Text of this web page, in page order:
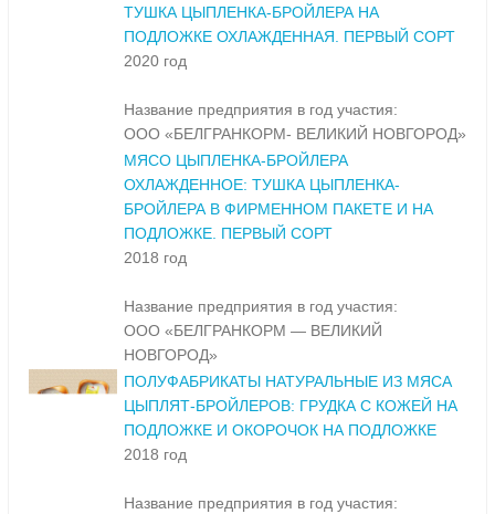
ТУШКА ЦЫПЛЕНКА-БРОЙЛЕРА НА
ПОДЛОЖКЕ ОХЛАЖДЕННАЯ. ПЕРВЫЙ СОРТ
2020 год
Название предприятия в год участия:
ООО «БЕЛГРАНКОРМ- ВЕЛИКИЙ НОВГОРОД»
МЯСО ЦЫПЛЕНКА-БРОЙЛЕРА
ОХЛАЖДЕННОЕ: ТУШКА ЦЫПЛЕНКА-
БРОЙЛЕРА В ФИРМЕННОМ ПАКЕТЕ И НА
ПОДЛОЖКЕ. ПЕРВЫЙ СОРТ
2018 год
Название предприятия в год участия:
ООО «БЕЛГРАНКОРМ — ВЕЛИКИЙ
НОВГОРОД»
ПОЛУФАБРИКАТЫ НАТУРАЛЬНЫЕ ИЗ МЯСА
ЦЫПЛЯТ-БРОЙЛЕРОВ: ГРУДКА С КОЖЕЙ НА
ПОДЛОЖКЕ И ОКОРОЧОК НА ПОДЛОЖКЕ
2018 год
Название предприятия в год участия: